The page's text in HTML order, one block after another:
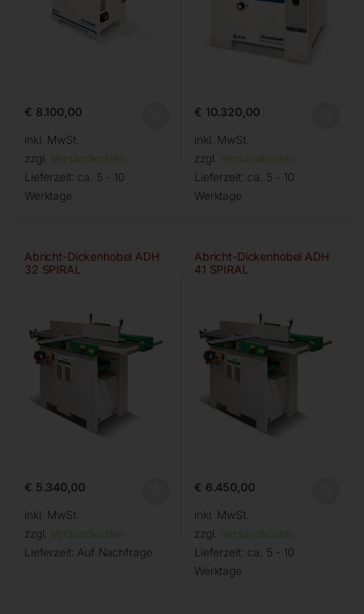
€ 8.100,00
inkl. MwSt.
zzgl. Versandkosten
Lieferzeit: ca. 5 - 10
Werktage
€ 10.320,00
inkl. MwSt.
zzgl. Versandkosten
Lieferzeit: ca. 5 - 10
Werktage
Abricht-Dickenhobel ADH
32 SPIRAL
€ 5.340,00
inkl. MwSt.
zzgl. Versandkosten
Lieferzeit: Auf Nachfrage
Abricht-Dickenhobel ADH
41 SPIRAL
€ 6.450,00
inkl. MwSt.
zzgl. Versandkosten
Lieferzeit: ca. 5 - 10
Werktage